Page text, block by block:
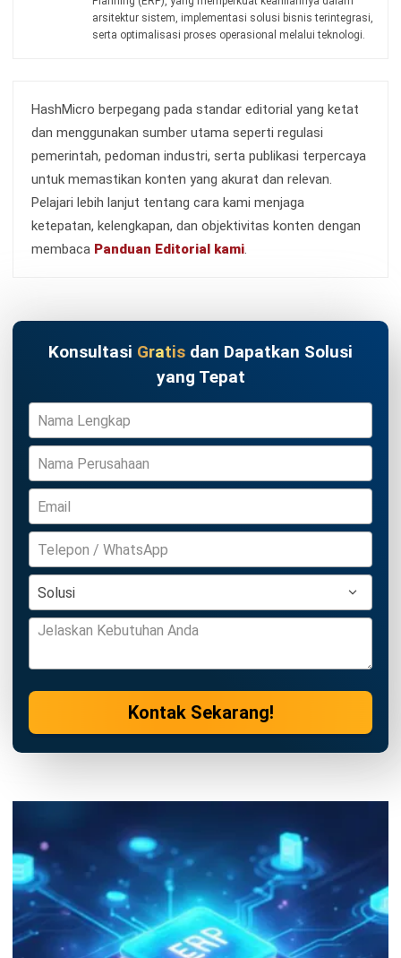
Kontak Sekarang!
Bisnis 2026
- 07/08/2026
ERP
Integrasi AI Generatif dalam Bisnis
untuk Meningkatkan Efisiensi
Operasional
Aulia Kholqiana- 03/08/2026
ERP
AI untuk Riset Pasar: Cara
Mendapatkan Insights dalam Hitungan